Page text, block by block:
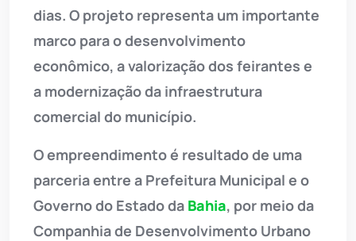
dias. O projeto representa um importante
marco para o desenvolvimento
econômico, a valorização dos feirantes e
a modernização da infraestrutura
comercial do município.
O empreendimento é resultado de uma
parceria entre a Prefeitura Municipal e o
Governo do Estado da Bahia, por meio da
Companhia de Desenvolvimento Urbano